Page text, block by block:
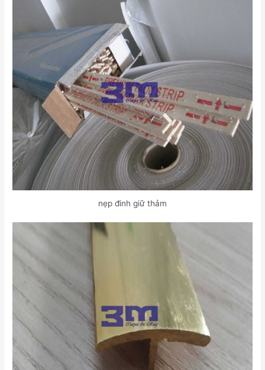
nẹp đinh giữ thảm